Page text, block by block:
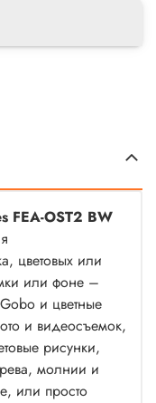
FEA-OST2 BW
цветовых или
или фоне –
и цветные
и видеосъемок,
рисунки,
молнии и
или просто